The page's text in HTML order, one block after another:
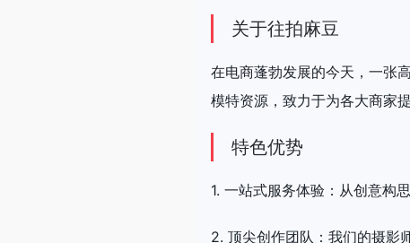
关于往拍麻豆
在电商蓬勃发展的今天，一张
模特资源，致力于为各大商家
特色优势
1. 一站式服务体验：从创意构
2. 顶尖创作团队：我们的摄影